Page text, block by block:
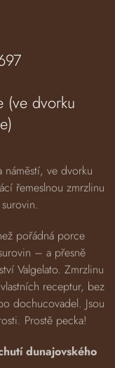
(ve dvorku
náměstí, ve dvorku
řemeslnou zmrzlinu
pořádná porce
– a přesně
Valgelato. Zmrzlinu
receptur, bez
dochucovadel. Jsou
Prostě pecka!
dunajovského